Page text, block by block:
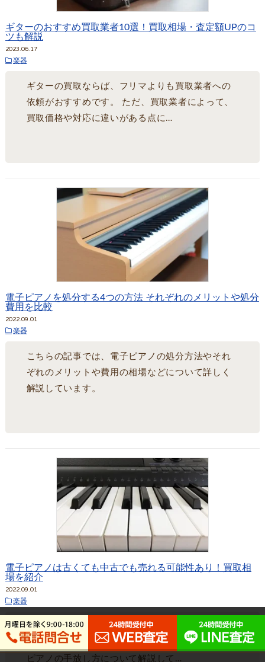
ギターのおすすめ買取業者10選！買取相場・査定額UPのコ
ツも解説
2023.06.17
楽器
ギターの買取ならば、フリマよりも買取業者への
依頼がおすすめです。 ただ、買取業者によって、
買取価格や対応に違いがある点に…
電子ピアノを処分する4つの方法 それぞれのメリットや処分
費用を比較
2022.09.01
楽器
こちらの記事では、電子ピアノの処分方法やそれ
ぞれのメリットや費用の相場などについて詳しく
解説しています。
電子ピアノは古くても中古でも売れる可能性あり！買取相
場を紹介
2022.09.01
楽器
買取できる電子ピアノの条件やモデル、より高く
買い取ってもらうために気をつけたいこと、電子
ピアノの手放し方について解説して…